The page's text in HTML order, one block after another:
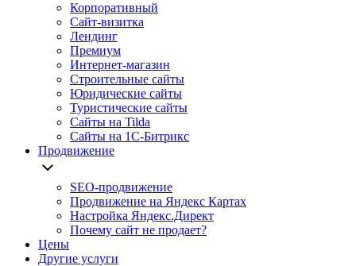
Корпоративный
Сайт-визитка
Лендинг
Премиум
Интернет-магазин
Строительные сайты
Юридические сайты
Туристические сайты
Сайты на Tilda
Сайты на 1С-Битрикс
Продвижение
SEO-продвижение
Продвижение на Яндекс Картах
Настройка Яндекс.Директ
Почему сайт не продает?
Цены
Другие услуги